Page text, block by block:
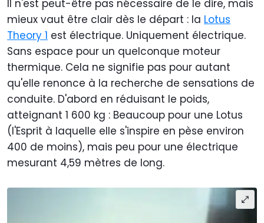
Il n'est peut-être pas nécessaire de le dire, mais
mieux vaut être clair dès le départ : la Lotus
Theory 1 est électrique. Uniquement électrique.
Sans espace pour un quelconque moteur
thermique. Cela ne signifie pas pour autant
qu'elle renonce à la recherche de sensations de
conduite. D'abord en réduisant le poids,
atteignant 1 600 kg : Beaucoup pour une Lotus
(l'Esprit à laquelle elle s'inspire en pèse environ
400 de moins), mais peu pour une électrique
mesurant 4,59 mètres de long.